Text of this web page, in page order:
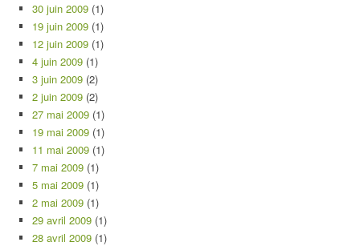
30 juin 2009 (1)
19 juin 2009 (1)
12 juin 2009 (1)
4 juin 2009 (1)
3 juin 2009 (2)
2 juin 2009 (2)
27 mai 2009 (1)
19 mai 2009 (1)
11 mai 2009 (1)
7 mai 2009 (1)
5 mai 2009 (1)
2 mai 2009 (1)
29 avril 2009 (1)
28 avril 2009 (1)